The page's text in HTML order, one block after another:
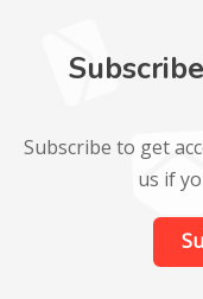
Subscribe to get
us if